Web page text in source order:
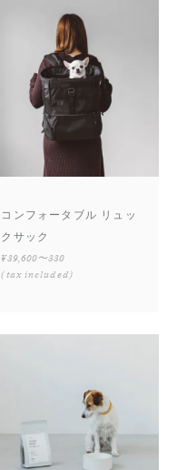
コンフォータブル リュッ
クサック
¥39,600〜330
(tax included)